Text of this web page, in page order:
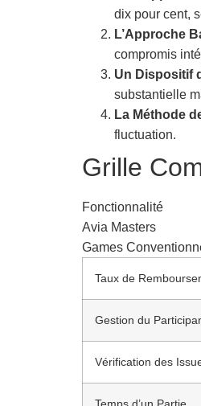
dix pour cent,
L’Approche
compromis
Un Dispositif
substantielle
La Méthode
fluctuation.
Grille
Fonctionnalité
Avia Masters
Games
Taux de
Gestion du
Vérification des